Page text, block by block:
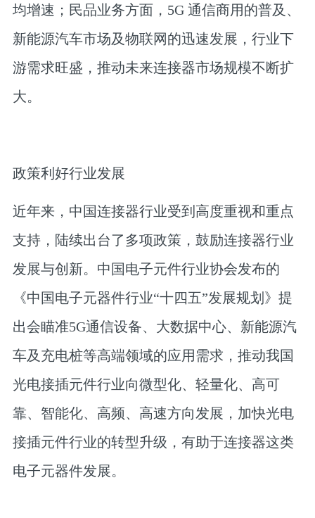
均增速；民品业务方面，5G 通信商用的普及、
新能源汽车市场及物联网的迅速发展，行业下
游需求旺盛，推动未来连接器市场规模不断扩
大。
政策利好行业发展
近年来，中国连接器行业受到高度重视和重点
支持，陆续出台了多项政策，鼓励连接器行业
发展与创新。中国电子元件行业协会发布的
《中国电子元器件行业“十四五”发展规划》提
出会瞄准5G通信设备、大数据中心、新能源汽
车及充电桩等高端领域的应用需求，推动我国
光电接插元件行业向微型化、轻量化、高可
靠、智能化、高频、高速方向发展，加快光电
接插元件行业的转型升级，有助于连接器这类
电子元器件发展。